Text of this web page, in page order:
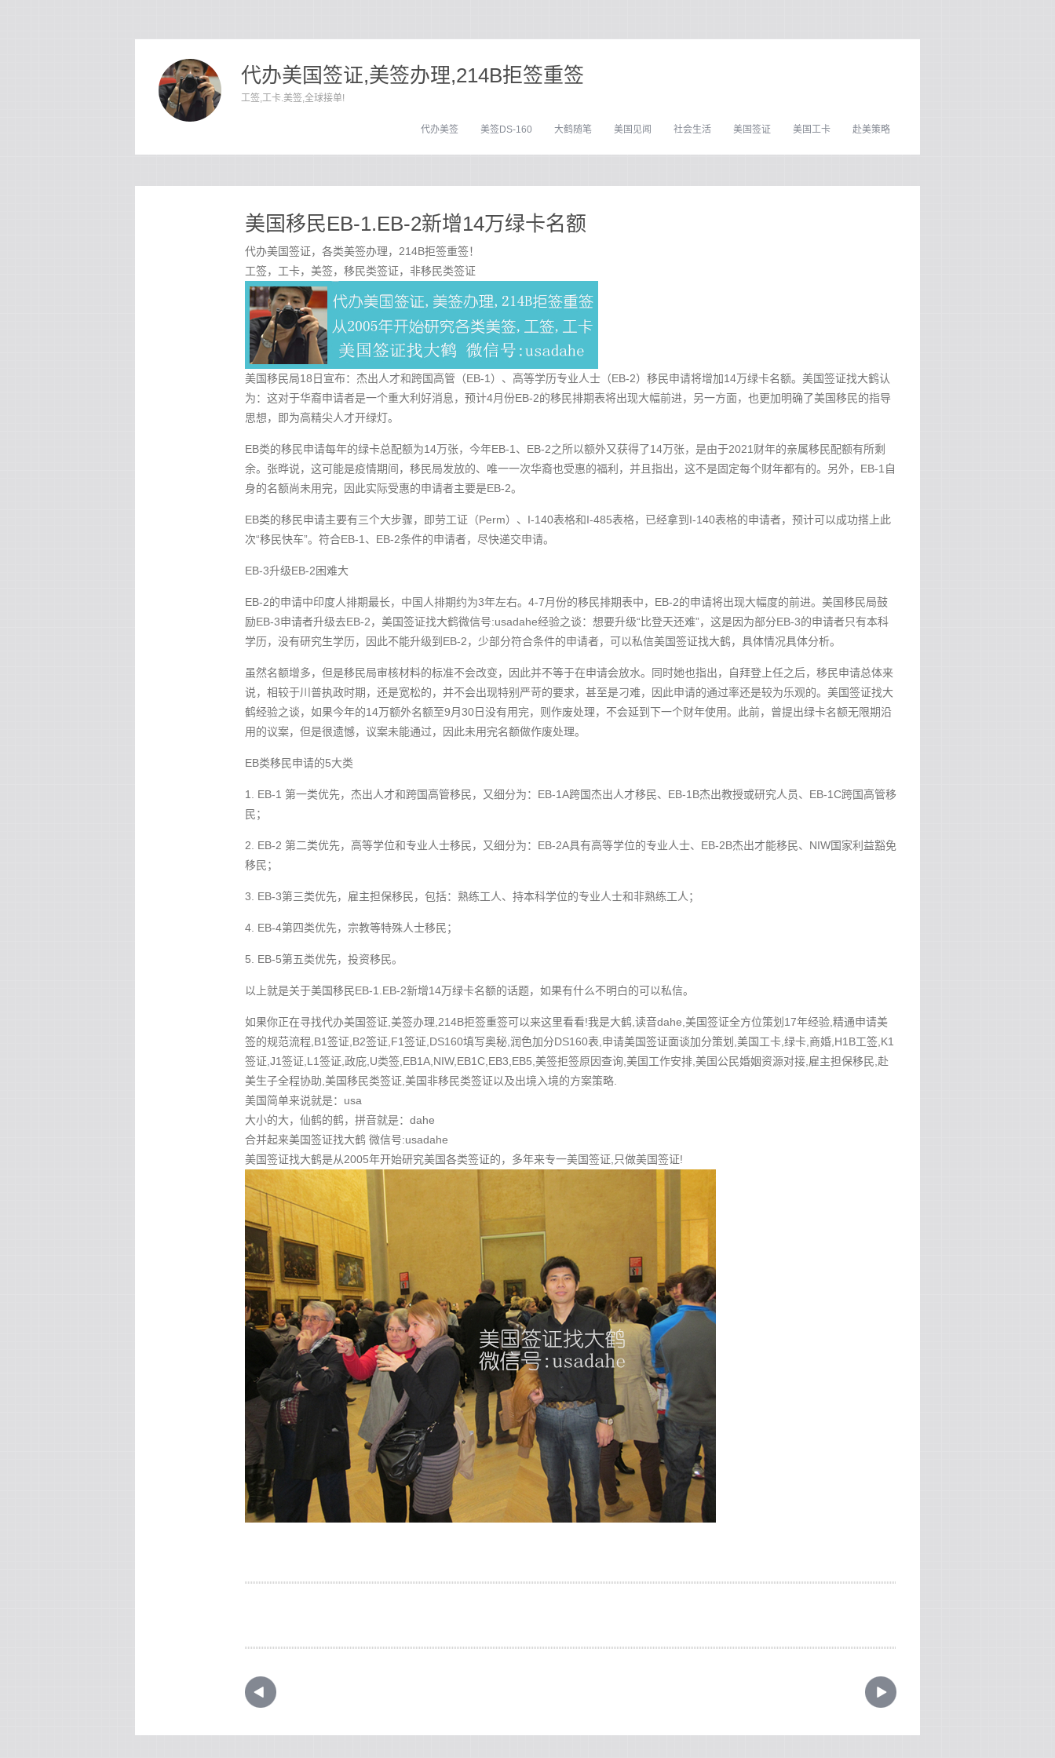
代办美国签证,美签办理,214B拒签重签
工签,工卡.美签,全球接单!
赴美策略
美国工卡
美国签证
社会生活
美国见闻
大鹤随笔
美签DS-160
代办美签
美国移民EB-1.EB-2新增14万绿卡名额
代办美国签证，各类美签办理，214B拒签重签！
工签，工卡，美签，移民类签证，非移民类签证
美国移民局18日宣布：杰出人才和跨国高管（EB-1）、高等学历专业人士（EB-2）移民申请将增加14万绿卡名额。美国签证找大鹤认
为：这对于华裔申请者是一个重大利好消息，预计4月份EB-2的移民排期表将出现大幅前进，另一方面，也更加明确了美国移民的指导
思想，即为高精尖人才开绿灯。
EB类的移民申请每年的绿卡总配额为14万张，今年EB-1、EB-2之所以额外又获得了14万张，是由于2021财年的亲属移民配额有所剩
余。张晔说，这可能是疫情期间，移民局发放的、唯一一次华裔也受惠的福利，并且指出，这不是固定每个财年都有的。另外，EB-1自
身的名额尚未用完，因此实际受惠的申请者主要是EB-2。
EB类的移民申请主要有三个大步骤，即劳工证（Perm）、I-140表格和I-485表格，已经拿到I-140表格的申请者，预计可以成功搭上此
次“移民快车”。符合EB-1、EB-2条件的申请者，尽快递交申请。
EB-3升级EB-2困难大
EB-2的申请中印度人排期最长，中国人排期约为3年左右。4-7月份的移民排期表中，EB-2的申请将出现大幅度的前进。美国移民局鼓
励EB-3申请者升级去EB-2，美国签证找大鹤微信号:usadahe经验之谈：想要升级“比登天还难”，这是因为部分EB-3的申请者只有本科
学历，没有研究生学历，因此不能升级到EB-2，少部分符合条件的申请者，可以私信美国签证找大鹤，具体情况具体分析。
虽然名额增多，但是移民局审核材料的标准不会改变，因此并不等于在申请会放水。同时她也指出，自拜登上任之后，移民申请总体来
说，相较于川普执政时期，还是宽松的，并不会出现特别严苛的要求，甚至是刁难，因此申请的通过率还是较为乐观的。美国签证找大
鹤经验之谈，如果今年的14万额外名额至9月30日没有用完，则作废处理，不会延到下一个财年使用。此前，曾提出绿卡名额无限期沿
用的议案，但是很遗憾，议案未能通过，因此未用完名额做作废处理。
EB类移民申请的5大类
1. EB-1 第一类优先，杰出人才和跨国高管移民，又细分为：EB-1A跨国杰出人才移民、EB-1B杰出教授或研究人员、EB-1C跨国高管移
民；
2. EB-2 第二类优先，高等学位和专业人士移民，又细分为：EB-2A具有高等学位的专业人士、EB-2B杰出才能移民、NIW国家利益豁免
移民；
3. EB-3第三类优先，雇主担保移民，包括：熟练工人、持本科学位的专业人士和非熟练工人；
4. EB-4第四类优先，宗教等特殊人士移民；
5. EB-5第五类优先，投资移民。
以上就是关于美国移民EB-1.EB-2新增14万绿卡名额的话题，如果有什么不明白的可以私信。
如果你正在寻找代办美国签证,美签办理,214B拒签重签可以来这里看看!我是大鹤,读音dahe,美国签证全方位策划17年经验,精通申请美
签的规范流程,B1签证,B2签证,F1签证,DS160填写奥秘,润色加分DS160表,申请美国签证面谈加分策划,美国工卡,绿卡,商婚,H1B工签,K1
签证,J1签证,L1签证,政庇,U类签,EB1A,NIW,EB1C,EB3,EB5,美签拒签原因查询,美国工作安排,美国公民婚姻资源对接,雇主担保移民,赴
美生子全程协助,美国移民类签证,美国非移民类签证以及出境入境的方案策略.
美国简单来说就是：usa
大小的大，仙鹤的鹤，拼音就是：dahe
合并起来美国签证找大鹤 微信号:usadahe
美国签证找大鹤是从2005年开始研究美国各类签证的，多年来专一美国签证,只做美国签证!